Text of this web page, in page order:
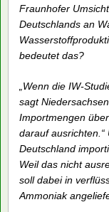
Fraunhofer
Deutschlands an
bedeutet das?
„Wenn die IW-
sagt
Importmengen
darauf
Deutschland
Weil das nicht
soll dabei in
Ammoniak